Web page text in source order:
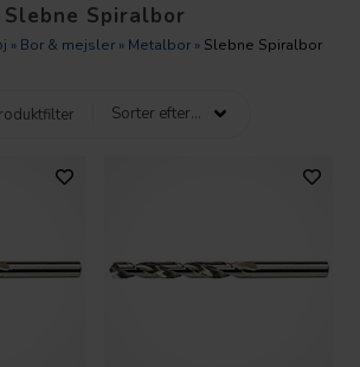
Slebne Spiralbor
» Bor & mejsler » Metalbor » Slebne Spiralbor